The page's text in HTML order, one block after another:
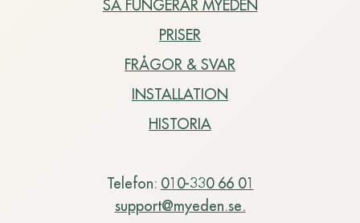
SÅ FUNGERAR MYEDEN
PRISER
FRÅGOR & SVAR
INSTALLATION
HISTORIA
Telefon: 010-330 66 01
support@myeden.se.